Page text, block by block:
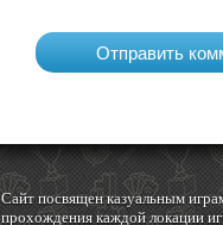
Cайт посвящен казуальным
прохождения каждой локации